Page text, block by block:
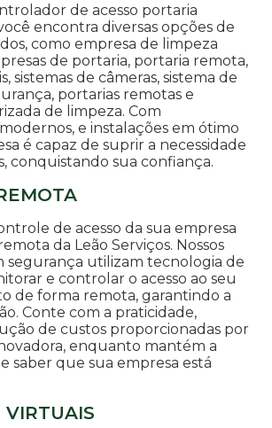
de acesso portaria
encontra diversas opções de
como empresa de limpeza
de portaria, portaria remota,
sistemas de câmeras, sistema de
portarias remotas e
de limpeza. Com
e instalações em ótimo
é capaz de suprir a necessidade
conquistando sua confiança.
de acesso da sua empresa
da Leão Serviços. Nossos
segurança utilizam tecnologia de
e controlar o acesso ao seu
de forma remota, garantindo a
Conte com a praticidade,
de custos proporcionadas por
enquanto mantém a
saber que sua empresa está
VIRTUAIS